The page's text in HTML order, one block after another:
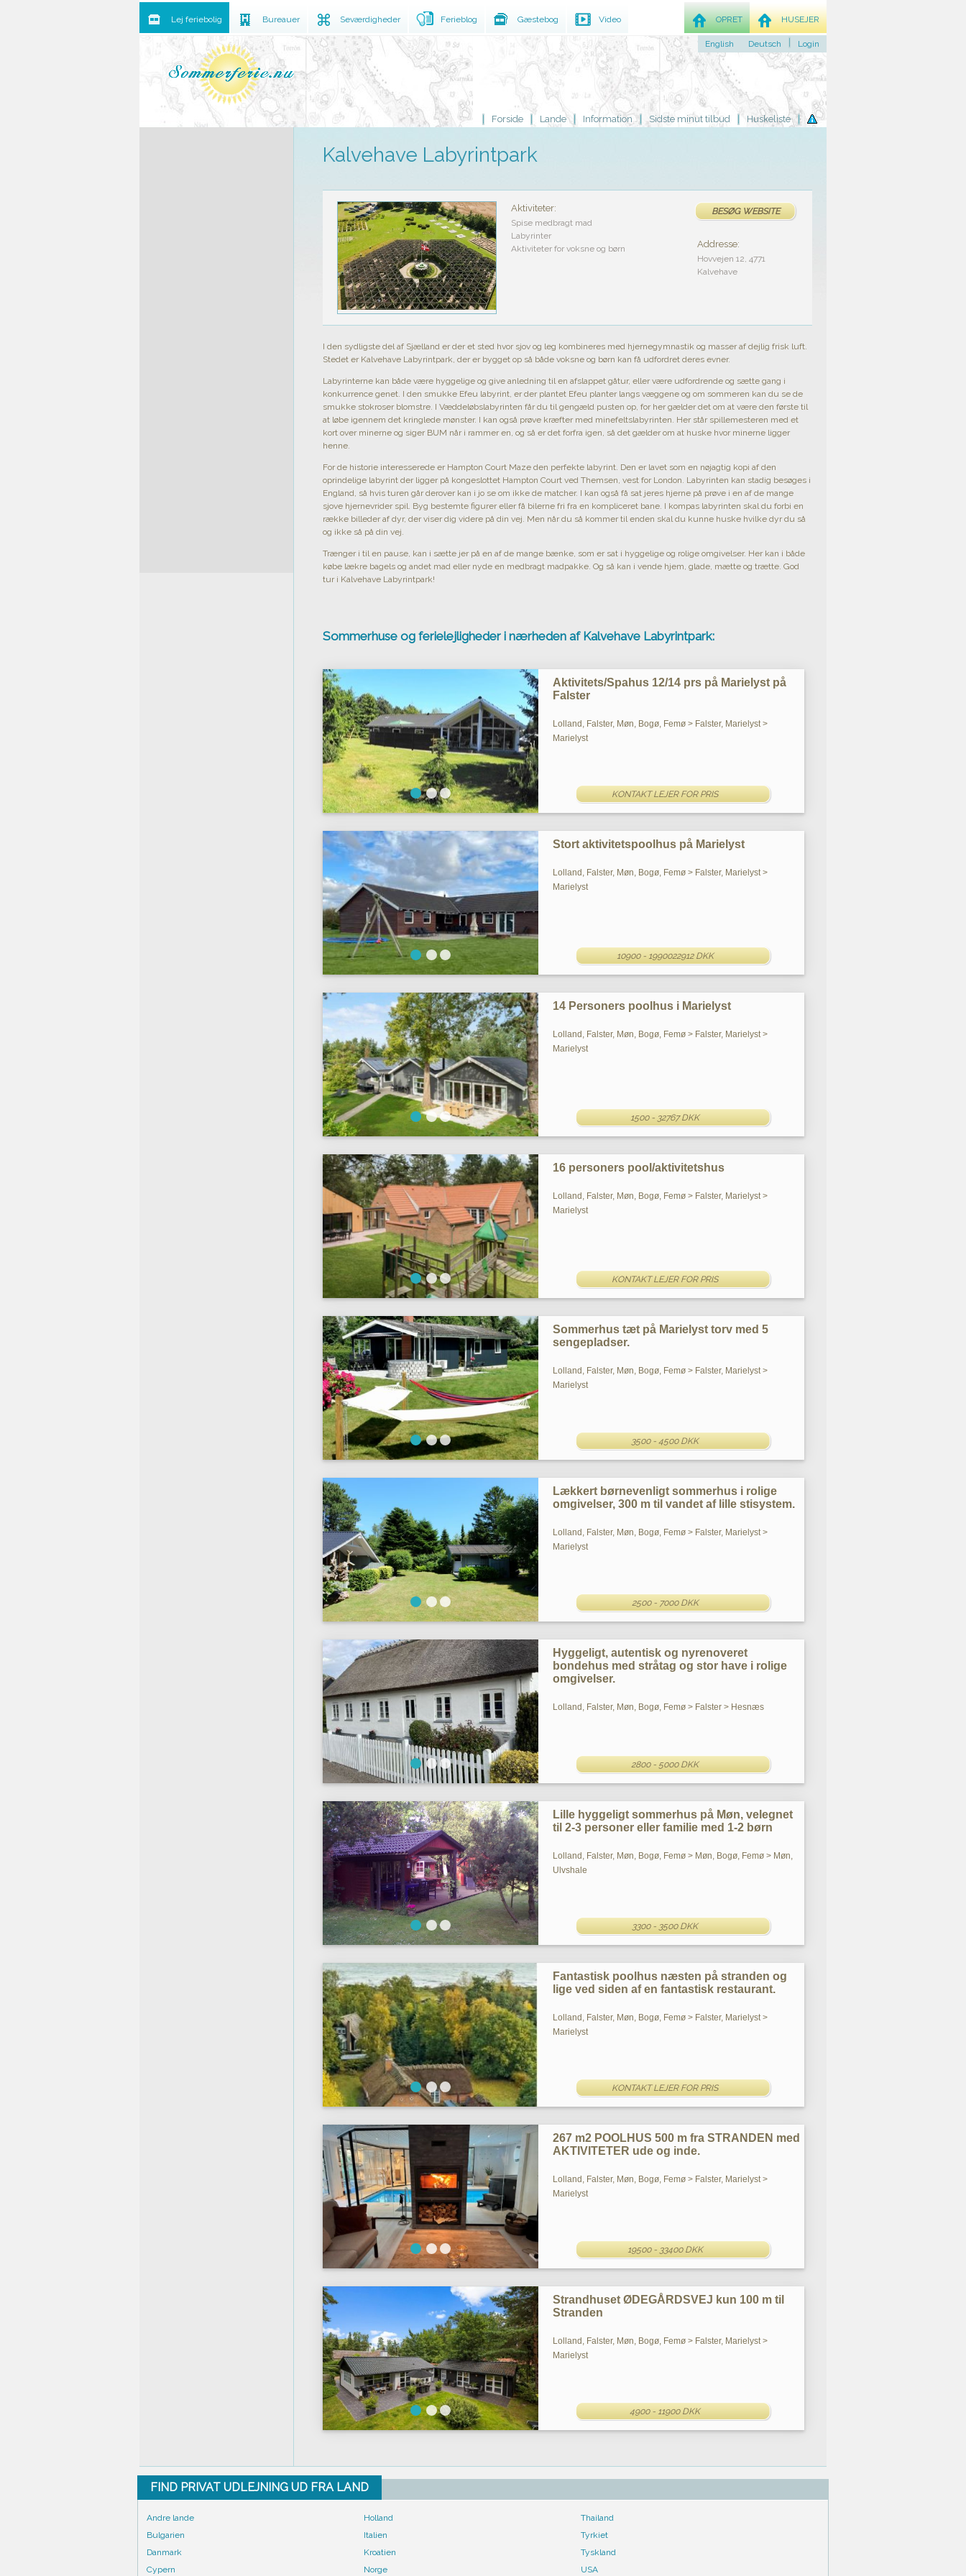
Forside Lande Information Sidste minut tilbud Huskeliste
Kalvehave Labyrintpark
BESØG WEBSITE
Aktiviteter:
Spise medbragt mad
Labyrinter
Aktiviteter for voksne og børn
Addresse:
Hovvejen 12, 4771
Kalvehave
I den sydligste del af Sjælland er der et sted hvor sjov og leg kombineres med hjernegymnastik og masser af dejlig frisk luft.
Stedet er Kalvehave Labyrintpark, der er bygget op så både voksne og børn kan få udfordret deres evner.
Labyrinterne kan både være hyggelige og give anledning til en afslappet gåtur, eller være udfordrende og sætte gang i
konkurrence genet. I den smukke Efeu labyrint, er der plantet Efeu planter langs væggene og om sommeren kan du se de
smukke stokroser blomstre. I Væddeløbslabyrinten får du til gengæld pusten op, for her gælder det om at være den første til
at løbe igennem det kringlede mønster. I kan også prøve kræfter med minefeltslabyrinten. Her står spillemesteren med et
kort over minerne og siger BUM når i rammer en, og så er det forfra igen, så det gælder om at huske hvor minerne ligger
henne.
For de historie interesserede er Hampton Court Maze den perfekte labyrint. Den er lavet som en nøjagtig kopi af den
oprindelige labyrint der ligger på kongeslottet Hampton Court ved Themsen, vest for London. Labyrinten kan stadig besøges i
England, så hvis turen går derover kan i jo se om ikke de matcher. I kan også få sat jeres hjerne på prøve i en af de mange
sjove hjernevrider spil. Byg bestemte figurer eller få bilerne fri fra en kompliceret bane. I kompas labyrinten skal du forbi en
række billeder af dyr, der viser dig videre på din vej. Men når du så kommer til enden skal du kunne huske hvilke dyr du så
og ikke så på din vej.
Trænger i til en pause, kan i sætte jer på en af de mange bænke, som er sat i hyggelige og rolige omgivelser. Her kan i både
købe lækre bagels og andet mad eller nyde en medbragt madpakke. Og så kan i vende hjem, glade, mætte og trætte. God
tur i Kalvehave Labyrintpark!
Sommerhuse og ferielejligheder i nærheden af Kalvehave Labyrintpark:
Aktivitets/Spahus 12/14 prs på Marielyst på
Falster
Lolland, Falster, Møn, Bogø, Femø > Falster, Marielyst >
Marielyst
KONTAKT LEJER FOR PRIS
Stort aktivitetspoolhus på Marielyst
Lolland, Falster, Møn, Bogø, Femø > Falster, Marielyst >
Marielyst
10900 - 1990022912 DKK
14 Personers poolhus i Marielyst
Lolland, Falster, Møn, Bogø, Femø > Falster, Marielyst >
Marielyst
1500 - 32767 DKK
16 personers pool/aktivitetshus
Lolland, Falster, Møn, Bogø, Femø > Falster, Marielyst >
Marielyst
KONTAKT LEJER FOR PRIS
Sommerhus tæt på Marielyst torv med 5
sengepladser.
Lolland, Falster, Møn, Bogø, Femø > Falster, Marielyst >
Marielyst
3500 - 4500 DKK
Lækkert børnevenligt sommerhus i rolige
omgivelser, 300 m til vandet af lille stisystem.
Lolland, Falster, Møn, Bogø, Femø > Falster, Marielyst >
Marielyst
2500 - 7000 DKK
Hyggeligt, autentisk og nyrenoveret
bondehus med stråtag og stor have i rolige
omgivelser.
Lolland, Falster, Møn, Bogø, Femø > Falster > Hesnæs
2800 - 5000 DKK
Lille hyggeligt sommerhus på Møn, velegnet
til 2-3 personer eller familie med 1-2 børn
Lolland, Falster, Møn, Bogø, Femø > Møn, Bogø, Femø > Møn,
Ulvshale
3300 - 3500 DKK
Fantastisk poolhus næsten på stranden og
lige ved siden af en fantastisk restaurant.
Lolland, Falster, Møn, Bogø, Femø > Falster, Marielyst >
Marielyst
KONTAKT LEJER FOR PRIS
267 m2 POOLHUS 500 m fra STRANDEN med
AKTIVITETER ude og inde.
Lolland, Falster, Møn, Bogø, Femø > Falster, Marielyst >
Marielyst
19500 - 33400 DKK
Strandhuset ØDEGÅRDSVEJ kun 100 m til
Stranden
Lolland, Falster, Møn, Bogø, Femø > Falster, Marielyst >
Marielyst
4900 - 11900 DKK
FIND PRIVAT UDLEJNING UD FRA LAND
Andre lande
Bulgarien
Danmark
Cypern
Holland
Italien
Kroatien
Norge
Thailand
Tyrkiet
Tyskland
USA
Lej feriebolig Bureauer Seværdigheder Ferieblog Gæstebog Video HUSEJER
OPRET
English Deutsch Login